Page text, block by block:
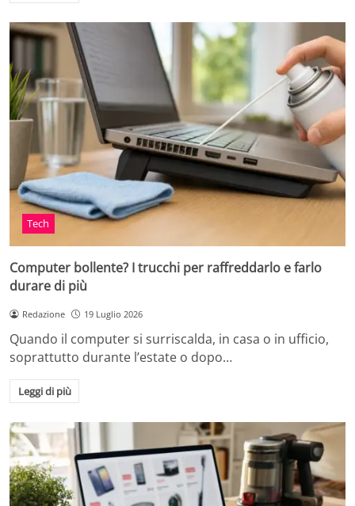
Tech
Computer bollente? I trucchi per raffreddarlo e farlo
durare di più
Redazione 19 Luglio 2026
Quando il computer si surriscalda, in casa o in ufficio,
soprattutto durante l’estate o dopo…
Leggi di più